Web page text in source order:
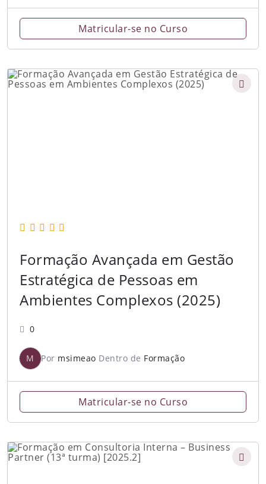
Matricular-se no Curso
Formação Avançada em Gestão
Estratégica de Pessoas em
Ambientes Complexos (2025)
0
M Por msimeao Dentro de Formação
Matricular-se no Curso